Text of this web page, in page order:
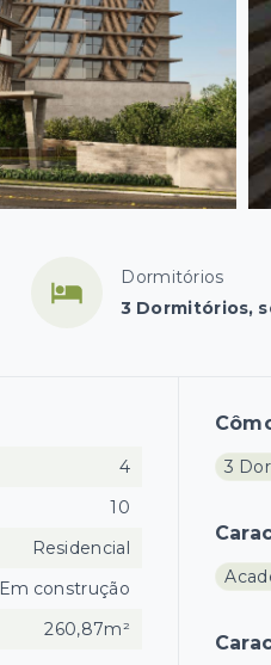
Dormitórios
3 Dormitórios,
3
4
10
Residencial
Em construção
260,87m²